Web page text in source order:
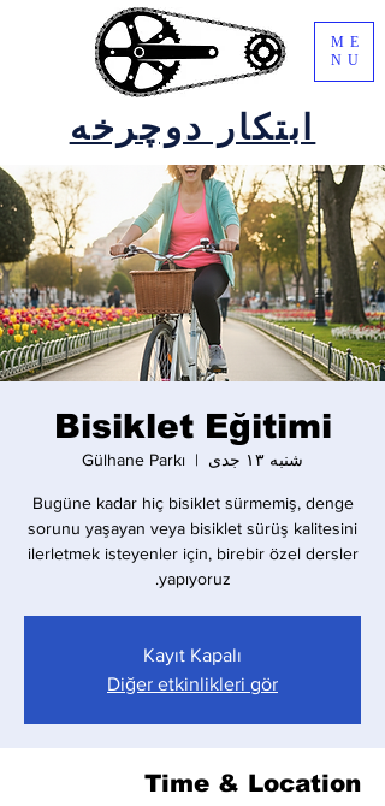
ابتکار دوچرخه
ME
NU
Bisiklet Eğitimi
شنبه ۱۳ جدی
  |
Gülhane Parkı
Bugüne kadar hiç bisiklet sürmemiş, denge
sorunu yaşayan veya bisiklet sürüş kalitesini
ilerletmek isteyenler için, birebir özel dersler
yapıyoruz.
Kayıt Kapalı
Diğer etkinlikleri gör
Time & Location